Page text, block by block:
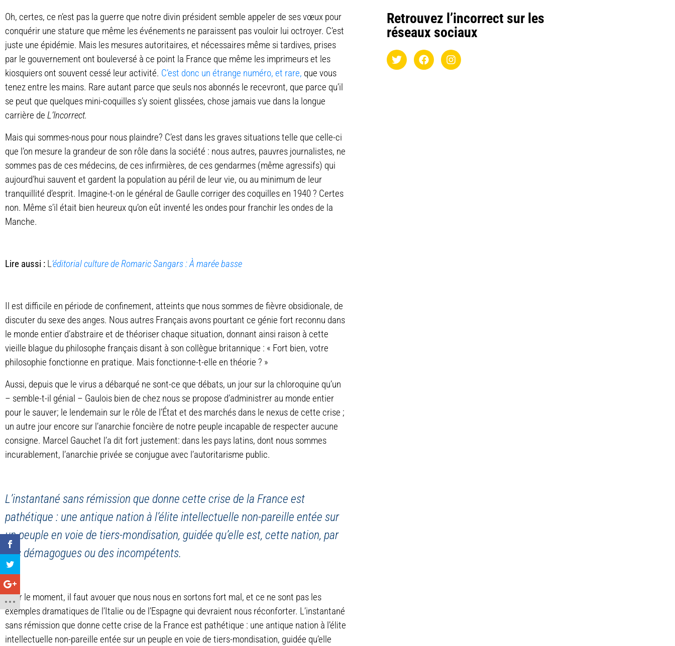
Oh, certes, ce n’est pas la guerre que notre divin président semble appeler de ses vœux pour
conquérir une stature que même les événements ne paraissent pas vouloir lui octroyer. C’est
juste une épidémie. Mais les mesures autoritaires, et nécessaires même si tardives, prises
par le gouvernement ont bouleversé à ce point la France que même les imprimeurs et les
kiosquiers ont souvent cessé leur activité. C’est donc un étrange numéro, et rare, que vous
tenez entre les mains. Rare autant parce que seuls nos abonnés le recevront, que parce qu’il
se peut que quelques mini-coquilles s’y soient glissées, chose jamais vue dans la longue
carrière de L’Incorrect.
Mais qui sommes-nous pour nous plaindre? C’est dans les graves situations telle que celle-ci
que l’on mesure la grandeur de son rôle dans la société : nous autres, pauvres journalistes, ne
sommes pas de ces médecins, de ces infirmières, de ces gendarmes (même agressifs) qui
aujourd’hui sauvent et gardent la population au péril de leur vie, ou au minimum de leur
tranquillité d’esprit. Imagine-t-on le général de Gaulle corriger des coquilles en 1940 ? Certes
non. Même s’il était bien heureux qu’on eût inventé les ondes pour franchir les ondes de la
Manche.
Lire aussi : L‘éditorial culture de Romaric Sangars : À marée basse
Il est difficile en période de confinement, atteints que nous sommes de fièvre obsidionale, de
discuter du sexe des anges. Nous autres Français avons pourtant ce génie fort reconnu dans
le monde entier d’abstraire et de théoriser chaque situation, donnant ainsi raison à cette
vieille blague du philosophe français disant à son collègue britannique : « Fort bien, votre
philosophie fonctionne en pratique. Mais fonctionne-t-elle en théorie ? »
Aussi, depuis que le virus a débarqué ne sont-ce que débats, un jour sur la chloroquine qu’un
– semble-t-il génial – Gaulois bien de chez nous se propose d’administrer au monde entier
pour le sauver; le lendemain sur le rôle de l’État et des marchés dans le nexus de cette crise ;
un autre jour encore sur l’anarchie foncière de notre peuple incapable de respecter aucune
consigne. Marcel Gauchet l’a dit fort justement: dans les pays latins, dont nous sommes
incurablement, l’anarchie privée se conjugue avec l’autoritarisme public.
L’instantané sans rémission que donne cette crise de la France est
pathétique : une antique nation à l’élite intellectuelle non-pareille entée sur
un peuple en voie de tiers-mondisation, guidée qu’elle est, cette nation, par
des démagogues ou des incompétents.
Pour le moment, il faut avouer que nous nous en sortons fort mal, et ce ne sont pas les
exemples dramatiques de l’Italie ou de l’Espagne qui devraient nous réconforter. L’instantané
sans rémission que donne cette crise de la France est pathétique : une antique nation à l’élite
intellectuelle non-pareille entée sur un peuple en voie de tiers-mondisation, guidée qu’elle
Retrouvez l’incorrect sur les
réseaux sociaux